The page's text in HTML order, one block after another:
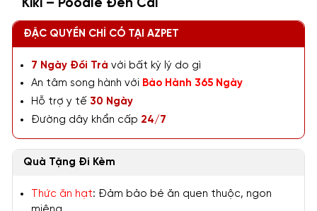
Kiki – Poodle Đen Cái
ĐẶC QUYỀN CHỈ CÓ TẠI AZPET
7 Ngày Đổi Trả với bất kỳ lý do gì
An tâm song hành với Bảo Hành 365 Ngày
Hỗ trợ y tế 30 Ngày
Đường dây khẩn cấp 24/7
Quà Tặng Đi Kèm
Thức ăn hạt: Đảm bảo bé ăn quen thuộc, ngon